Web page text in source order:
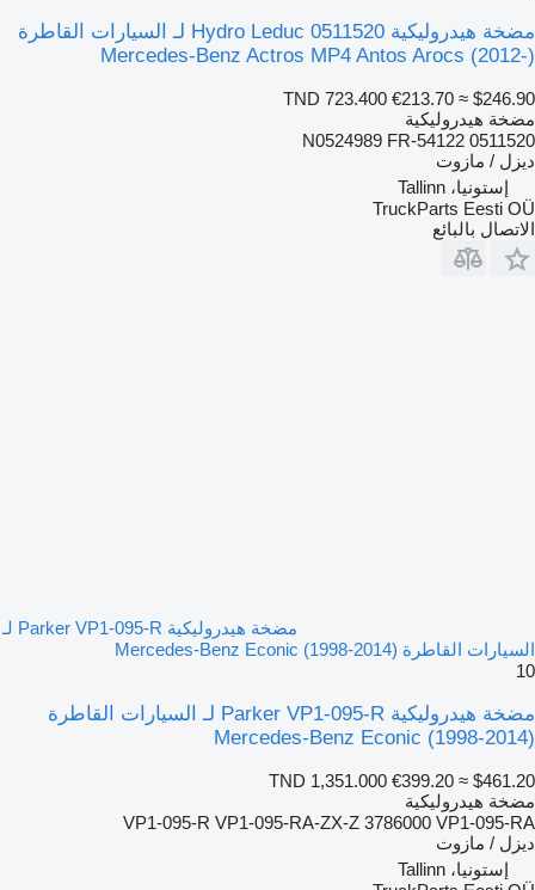
مضخة هيدروليكية Hydro Leduc 0511520 لـ السيارات القاطرة
Mercedes-Benz Actros MP4 Antos Arocs (2012-)
TND 723.400 €213.70 ≈ $246.90
مضخة هيدروليكية
0511520 N0524989 FR-54122
ديزل / مازوت
إستونيا، Tallinn
TruckParts Eesti OÜ
الاتصال بالبائع
مضخة هيدروليكية Parker VP1-095-R لـ
السيارات القاطرة Mercedes-Benz Econic (1998-2014)
10
مضخة هيدروليكية Parker VP1-095-R لـ السيارات القاطرة
Mercedes-Benz Econic (1998-2014)
TND 1,351.000 €399.20 ≈ $461.20
مضخة هيدروليكية
VP1-095-R VP1-095-RA-ZX-Z 3786000 VP1-095-RA
ديزل / مازوت
إستونيا، Tallinn